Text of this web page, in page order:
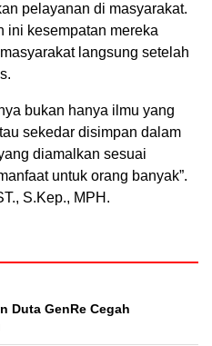
pelayanan di masyarakat.
ini kesempatan mereka
langsung setelah
bukan hanya ilmu yang
sekedar disimpan dalam
diamalkan sesuai
untuk orang banyak”.
S.Kep., MPH.
Duta GenRe Cegah